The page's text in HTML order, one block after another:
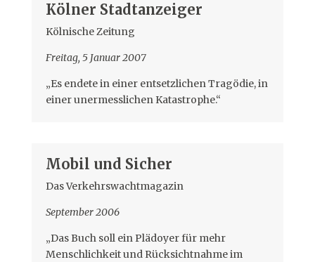
Kölner Stadtanzeiger
Kölnische Zeitung
Freitag, 5 Januar 2007
„Es endete in einer entsetzlichen Tragödie, in
einer unermesslichen Katastrophe.“
Mobil und Sicher
Das Verkehrswachtmagazin
September 2006
„Das Buch soll ein Plädoyer für mehr
Menschlichkeit und Rücksichtnahme im